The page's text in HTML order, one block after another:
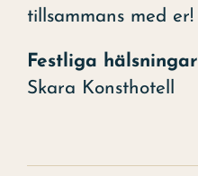
tillsammans med er!
Festliga hälsningar
Skara Konsthotell